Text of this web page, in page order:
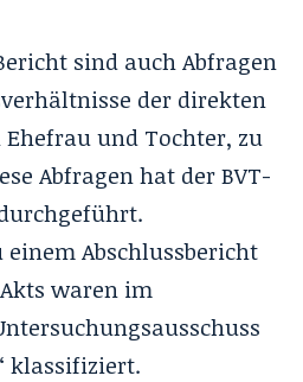
sind auch Abfragen
der direkten
und Tochter, zu
Abfragen hat der BVT-
einem Abschlussbericht
waren im
klassifiziert.